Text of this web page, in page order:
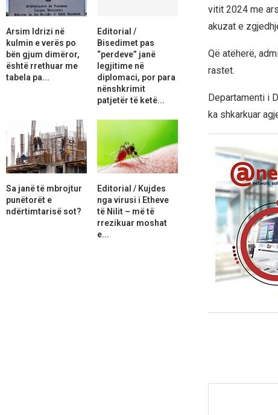
vitit 2024 me
akuzat e
Që atëherë,
rastet.
Departamenti i
ka shkarkuar
Arsim Idrizi në
kulmin e verës po
bën gjum dimëror,
është rrethuar me
tabela pa...
Editorial /
Bisedimet pas
“perdeve” janë
legjitime në
diplomaci, por para
nënshkrimit
patjetër të ketë...
Sa janë të mbrojtur
punëtorët e
ndërtimtarisë sot?
Editorial / Kujdes
nga virusi i Etheve
të Nilit – më të
rrezikuar moshat
e...